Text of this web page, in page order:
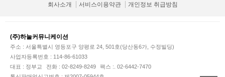
회사소개 서비스이용약관 개인정보 취급방침
(주)하눌커뮤니케이션
주소 : 서울특별시 영등포구 양평로 24, 501호(당산동6가, 수정빌딩)
사업자등록번호 : 114-86-61033
대표 : 정부교
전화 : 02-8249-8249
팩스 :. 02-6442-7470